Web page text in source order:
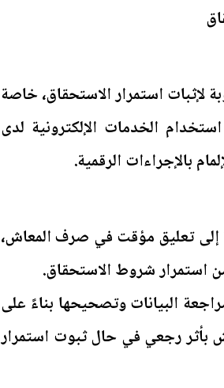
لإثبات استمرار الاستحقاق، خاصة
الخدمات الإلكترونية لدى
بالإجراءات الرقمية.
إلى تعليق مؤقت في صرف المعاش،
استمرار شروط الاستحقاق.
البيانات وتصحيحها بناءً على
بأثر رجعي في حال ثبوت استمرار